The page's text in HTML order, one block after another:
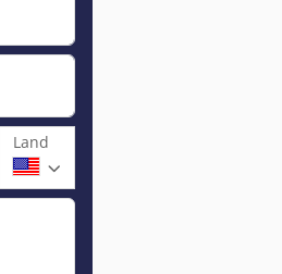
Land